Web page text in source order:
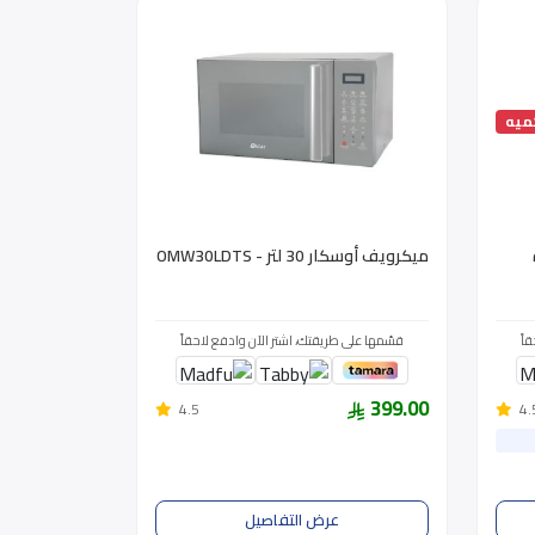
ميكرويف أوسكار 30 لتر - OMW30LDTS
قسّمها على طريقتك، اشتر الآن وادفع لاحقاً
399.00
4.5
عرض التفاصيل